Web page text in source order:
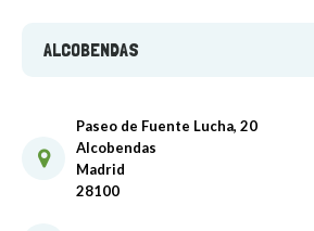
ALCOBENDAS
Paseo de Fuente Lucha, 20
Alcobendas
Madrid
28100